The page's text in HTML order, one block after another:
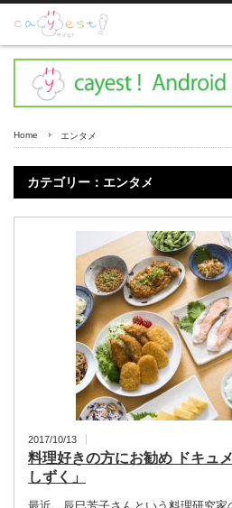
Home エンタメ
カテゴリー：エンタメ
2017/10/13
料理好きの方にお勧め ドキュ
しずく」